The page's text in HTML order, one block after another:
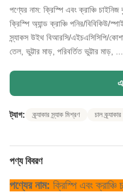
পণ্যের নাম: ক্রিস্পি এবং ক্রাঞ্চি চাইনিজ
ক্রিস্পি অ্যান্ড ক্রাঞ্চি পনির/বিবিকিউ/
স্ন্যাকস উইথ বিআরসি/এইচএসিসিপি/
তেল, ভুট্টার মাড়, পরিবর্তিত ভুট্টার মাড়, ...
ট্যাগ: ক্র্যাকার স্ন্যাক মিশ্রণ চাল ক্র্যাকার
পণ্য বিবরণ
পণ্যের নাম: ক্রিস্পি এবং ক্রাঞ্চি